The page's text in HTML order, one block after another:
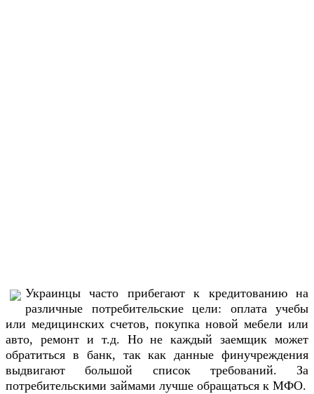
Украинцы часто прибегают к кредитованию на
различные потребительские цели: оплата учебы
или медицинских счетов, покупка новой мебели или
авто, ремонт и т.д. Но не каждый заемщик может
обратиться в банк, так как данные финучреждения
выдвигают большой список требований. За
потребительскими займами лучше обращаться к МФО.